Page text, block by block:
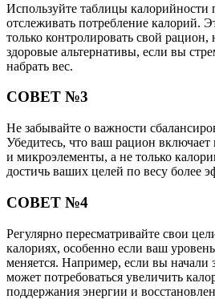
Используйте таблицы калорийности
отслеживать потребление калорий.
только контролировать свой
здоровые альтернативы, если вы
набрать вес.
СОВЕТ №3
Не забывайте о важности
Убедитесь, что ваш рацион
и микроэлементы, а не только
достичь ваших целей по весу более
СОВЕТ №4
Регулярно пересматривайте свои
калориях, особенно если ваш
меняется. Например, если вы начали
может потребоваться увеличить
поддержания энергии и